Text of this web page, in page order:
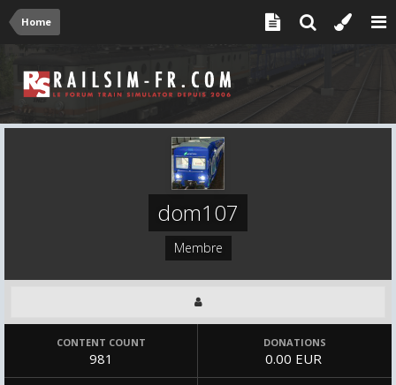
Home
dom107
Membre
CONTENT COUNT
981
DONATIONS
0.00 EUR